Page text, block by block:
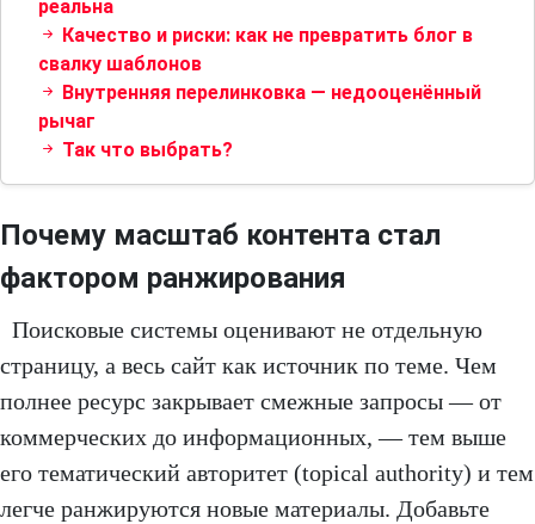
реальна
Качество и риски: как не превратить блог в
свалку шаблонов
Внутренняя перелинковка — недооценённый
рычаг
Так что выбрать?
Почему масштаб контента стал
фактором ранжирования
Поисковые системы оценивают не отдельную
страницу, а весь сайт как источник по теме. Чем
полнее ресурс закрывает смежные запросы — от
коммерческих до информационных, — тем выше
его тематический авторитет (topical authority) и тем
легче ранжируются новые материалы. Добавьте